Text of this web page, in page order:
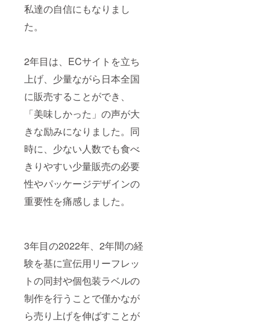
私達の自信にもなりまし
た。
2年目は、ECサイトを立ち
上げ、少量ながら日本全国
に販売することができ、
「美味しかった」の声が大
きな励みになりました。同
時に、少ない人数でも食べ
きりやすい少量販売の必要
性やパッケージデザインの
重要性を痛感しました。
3年目の2022年、2年間の経
験を基に宣伝用リーフレッ
トの同封や個包装ラベルの
制作を行うことで僅かなが
ら売り上げを伸ばすことが